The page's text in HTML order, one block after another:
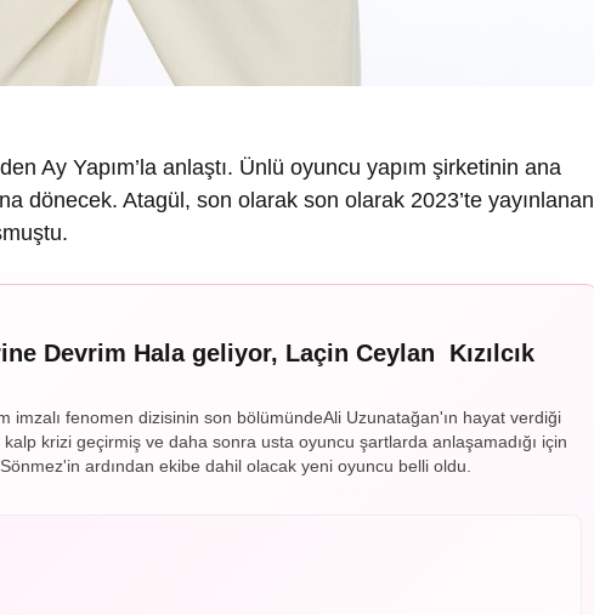
Ay Yapım’la anlaştı. Ünlü oyuncu yapım şirketinin ana
dönecek. Atagül, son olarak son olarak 2023’te yayınlanan
Devrim Hala geliyor, Laçin Ceylan Kızılcık
imzalı fenomen dizisinin son bölümündeAli Uzunatağan'ın hayat verdiği
krizi geçirmiş ve daha sonra usta oyuncu şartlarda anlaşamadığı için
ardından ekibe dahil olacak yeni oyuncu belli oldu.